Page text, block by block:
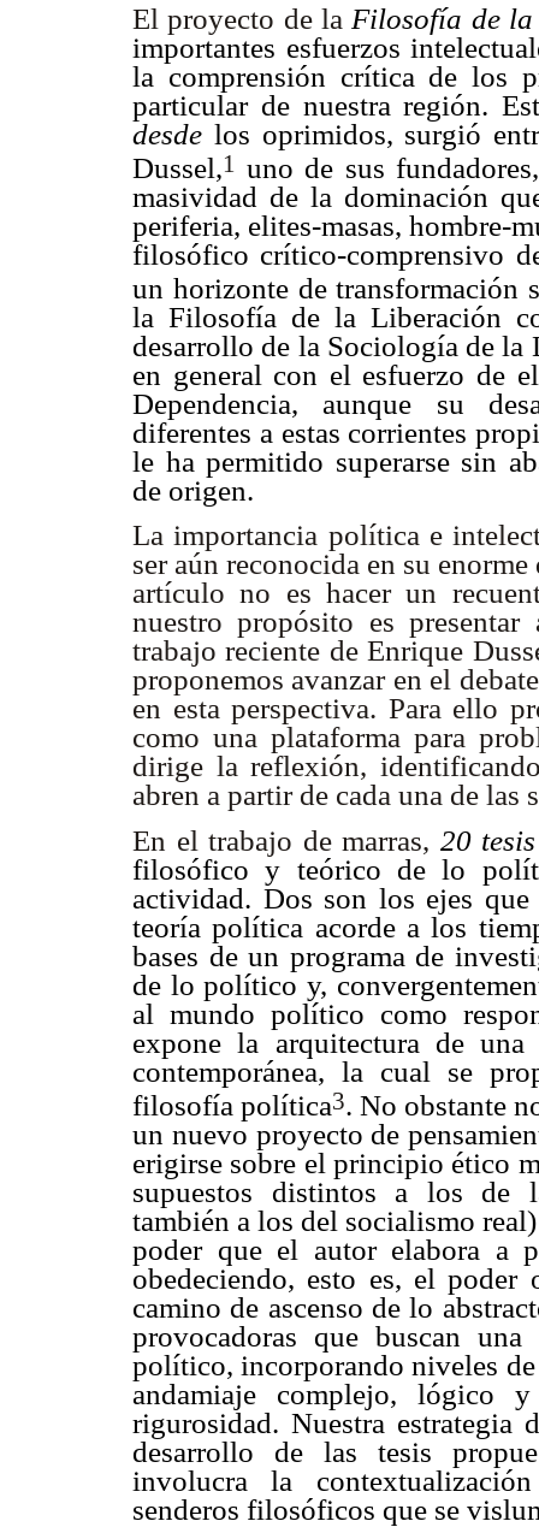
El proyecto de la Filosofía de
importantes esfuerzos
la comprensión crítica de los
particular de nuestra región.
desde los oprimidos, surgió
Dussel,1 uno de sus
masividad de la dominación
periferia, elites-masas, hombre-
filosófico crítico-comprensivo
un horizonte de transformación
la Filosofía de la Liberación
desarrollo de la Sociología de
en general con el esfuerzo de
Dependencia, aunque su
diferentes a estas corrientes
le ha permitido superarse sin
de origen.
La importancia política e
ser aún reconocida en su
artículo no es hacer un
nuestro propósito es
trabajo reciente de Enrique
proponemos avanzar en el
en esta perspectiva. Para ello
como una plataforma para
dirige la reflexión,
abren a partir de cada una de las
En el trabajo de marras, 20
filosófico y teórico de lo
actividad. Dos son los ejes
teoría política acorde a los
bases de un programa de
de lo político y,
al mundo político como
expone la arquitectura de
contemporánea, la cual se
filosofía política3. No obstante
un nuevo proyecto de
erigirse sobre el principio ético
supuestos distintos a los de
también a los del socialismo
poder que el autor elabora a
obedeciendo, esto es, el
camino de ascenso de lo
provocadoras que buscan
político, incorporando niveles
andamiaje complejo, lógico
rigurosidad. Nuestra estrategia
desarrollo de las tesis
involucra la
senderos filosóficos que se